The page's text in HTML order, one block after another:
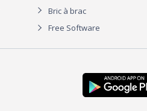
Bric à brac
Free Software